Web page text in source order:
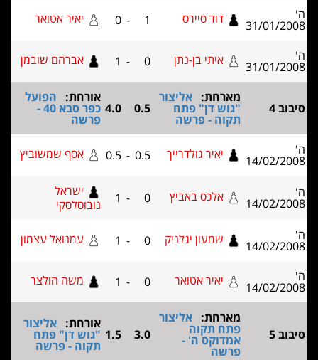
ה'
31/01/2008 דוד סיירס 1
-
0 יאיר אטואר
ה'
31/01/2008 איתי בן-נתן 0
-
1 אברהם שובמן
סיבוב 4
מארחת: אליצור
"גוש דן" פתח
תקוה - פרשה
0.5
4.0
אורחת: הפועל
כפר סבא 40 -
פרשה
ה'
14/02/2008 יאיר גולדרייך 0.5
-
0.5 אסף שמשוביץ
ה'
14/02/2008 אלכס באביץ 0
-
1
ישראל
נובוסלסקי
ה'
14/02/2008 שמעון יגלניק 0
-
1 עמנואל עצמון
ה'
14/02/2008 יאיר אטואר 0
-
1 משה הולצר
סיבוב 5
מארחת: אליצור
פתח תקוה
אמדוקס ה' -
פרשה
3.0
1.5
אורחת: אליצור
"גוש דן" פתח
תקוה - פרשה